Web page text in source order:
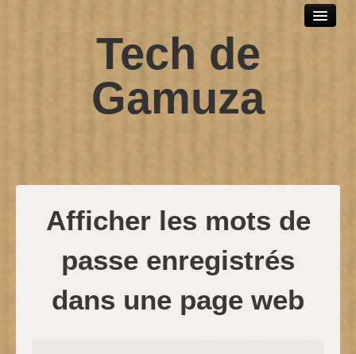
Tech de
Gamuza
Outils et logiciels
Scripts sh
SPIP
Contact
Afficher les mots de
passe enregistrés
dans une page web